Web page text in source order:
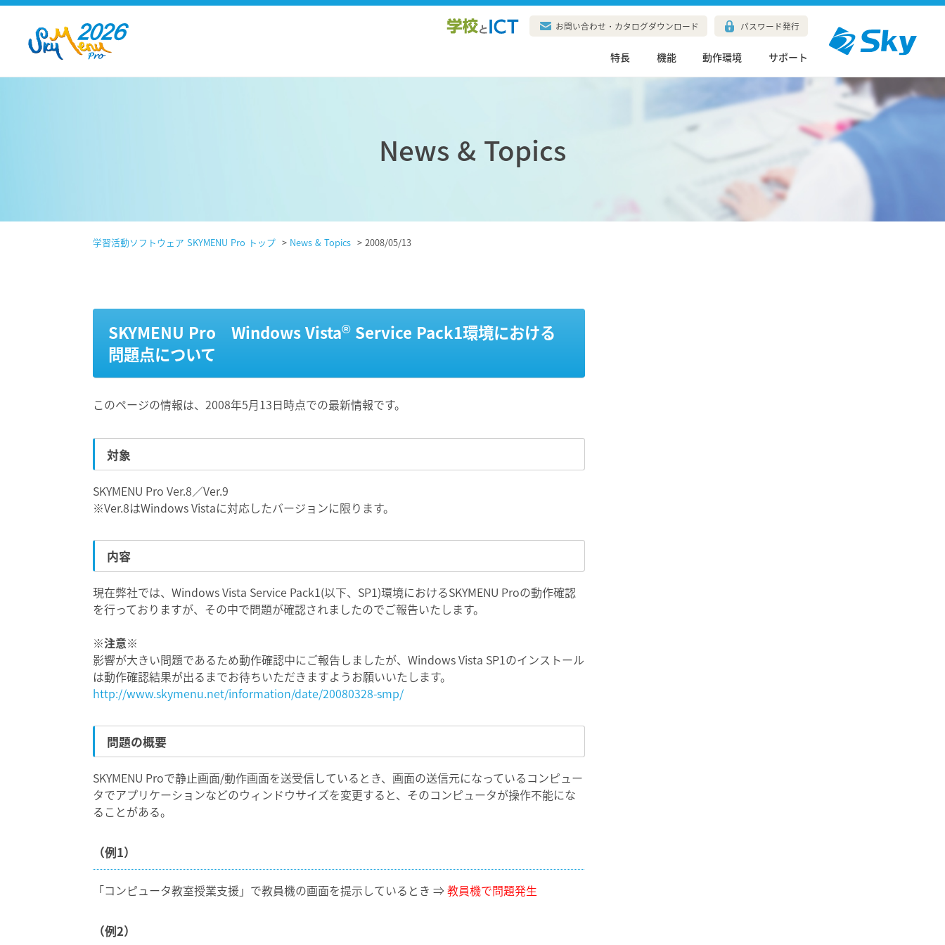
お問い合わせ・カタログダウンロード パスワード発行
特長 機能 動作環境 サポート
News & Topics
学習活動ソフトウェア SKYMENU Pro トップ > News & Topics > 2008/05/13
SKYMENU Pro Windows Vista® Service Pack1環境における
問題点について
このページの情報は、2008年5月13日時点での最新情報です。
対象
SKYMENU Pro Ver.8／Ver.9
※Ver.8はWindows Vistaに対応したバージョンに限ります。
内容
現在弊社では、Windows Vista Service Pack1(以下、SP1)環境におけるSKYMENU Proの動作確認
を行っておりますが、その中で問題が確認されましたのでご報告いたします。
※注意※
影響が大きい問題であるため動作確認中にご報告しましたが、Windows Vista SP1のインストール
は動作確認結果が出るまでお待ちいただきますようお願いいたします。
http://www.skymenu.net/information/date/20080328-smp/
問題の概要
SKYMENU Proで静止画面/動作画面を送受信しているとき、画面の送信元になっているコンピュー
タでアプリケーションなどのウィンドウサイズを変更すると、そのコンピュータが操作不能にな
ることがある。
（例1）
「コンピュータ教室授業支援」で教員機の画面を提示しているとき ⇒教員機で問題発生
（例2）